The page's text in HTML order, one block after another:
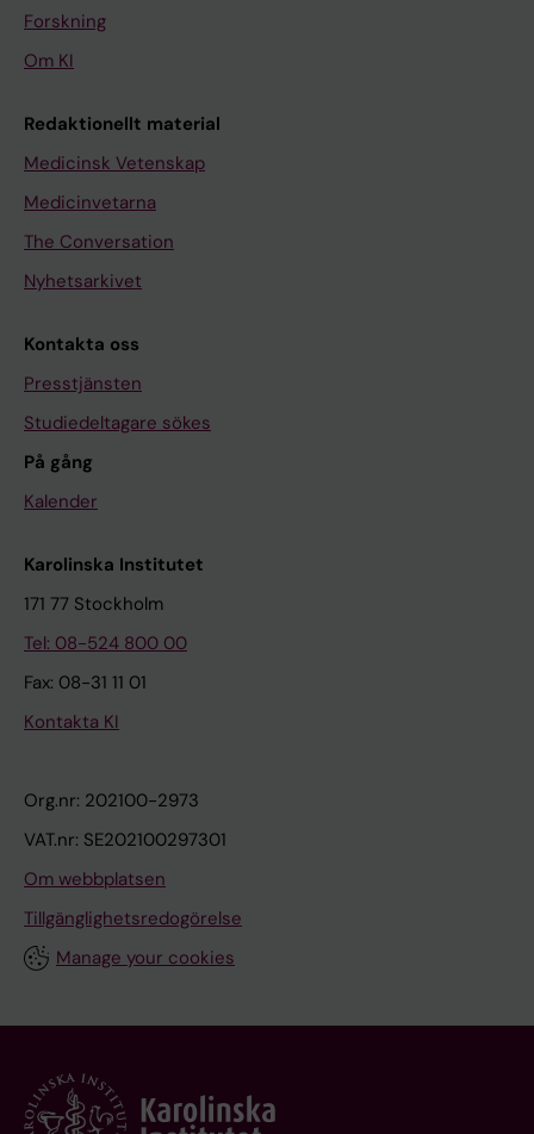
Forskning
Om KI
Redaktionellt material
Medicinsk Vetenskap
Medicinvetarna
The Conversation
Nyhetsarkivet
Kontakta oss
Presstjänsten
Studiedeltagare sökes
På gång
Kalender
Karolinska Institutet
171 77 Stockholm
Tel: 08-524 800 00
Fax: 08-31 11 01
Kontakta KI
Org.nr: 202100-2973
VAT.nr: SE202100297301
Om webbplatsen
Tillgänglighetsredogörelse
Manage your cookies